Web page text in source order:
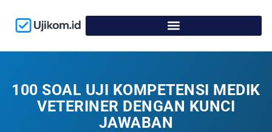
100 SOAL UJI KOMPETENSI MEDIK
VETERINER DENGAN KUNCI
JAWABAN